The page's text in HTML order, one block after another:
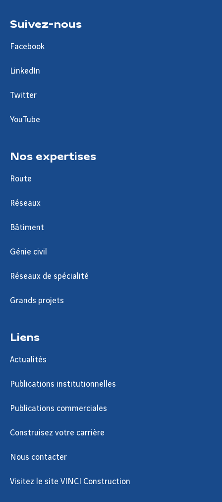
Suivez-nous
Facebook
LinkedIn
Twitter
YouTube
Nos expertises
Route
Réseaux
Bâtiment
Génie civil
Réseaux de spécialité
Grands projets
Liens
Actualités
Publications institutionnelles
Publications commerciales
Construisez votre carrière
Nous contacter
Visitez le site VINCI Construction